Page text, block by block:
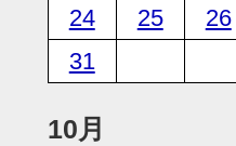
24
25 26
31
10月